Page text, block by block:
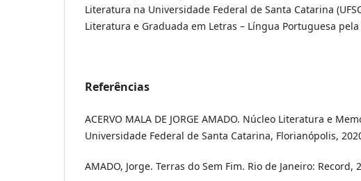
Literatura na Universidade Federal de Santa Catarina
Literatura e Graduada em Letras – Língua Portuguesa pela
Referências
ACERVO MALA DE JORGE AMADO. Núcleo Literatura e
Universidade Federal de Santa Catarina, Florianópolis,
AMADO, Jorge. Terras do Sem Fim. Rio de Janeiro: Record,